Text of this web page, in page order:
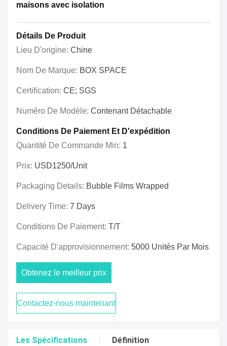
maisons avec isolation
Détails De Produit
Lieu D'origine: Chine
Nom De Marque: BOX SPACE
Certification: CE; SGS
Numéro De Modèle: Contenant Détachable
Conditions De Paiement Et D'expédition
Quantité De Commande Min: 1
Prix: USD1250/unit
Packaging Details: Bubble Films Wrapped
Delivery Time: 7 Days
Conditions De Paiement: T/T
Capacité D'approvisionnement: 5000 Unités Par Mois
Obtenez le meilleur prix
Contactez-nous maintenant
Les Spécifications Définition